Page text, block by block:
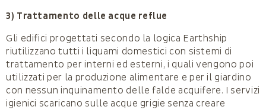
3) Trattamento delle acque reflue
Gli edifici progettati secondo la logica Earthship
riutilizzano tutti i liquami domestici con sistemi di
trattamento per interni ed esterni, i quali vengono poi
utilizzati per la produzione alimentare e per il giardino
con nessun inquinamento delle falde acquifere. I servizi
igienici scaricano sulle acque grigie senza creare